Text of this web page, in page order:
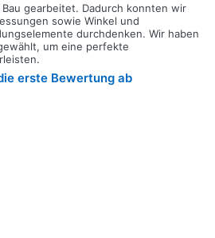
gearbeitet. Dadurch konnten wir
sowie Winkel und
durchdenken. Wir haben
um eine perfekte
erste Bewertung ab